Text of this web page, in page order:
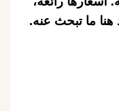
ما تبحث عنه.